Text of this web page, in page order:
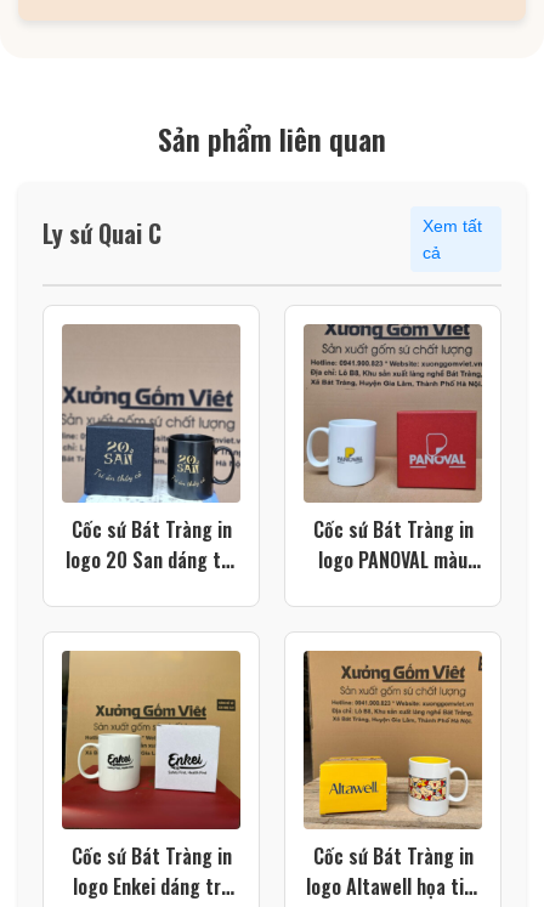
Sản phẩm liên quan
Ly sứ Quai C
Xem tất
cả
Cốc sứ Bát Tràng in
logo 20 San dáng trụ
Cốc sứ Bát Tràng in
logo PANOVAL màu
Cốc sứ Bát Tràng in
logo Enkei dáng trụ
Cốc sứ Bát Tràng in
logo Altawell họa tiết